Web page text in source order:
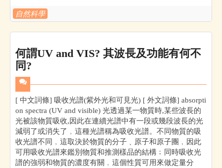
自然科學
何謂UV and VIS? 其波長及功能有何不
同?
[ 中文詞條] 吸收光譜(紫外光和可見光) [ 外文詞條] absorpti
on spectra (UV and visible) 光透過某一物質時,某些波長的
光被該物質吸收,因此在連續光譜中有一段或幾段波長的光
減弱了或消失了﹐這種光譜稱為吸收光譜。不同物質的吸
收光譜不同﹐這取決於物質的分子﹑原子和原子團﹐因此
可用吸收光譜來鑑別物質和推測樣品的結構﹔同時吸收光
譜的強弱和物質的濃度有關﹐這個性質可用來做定量分